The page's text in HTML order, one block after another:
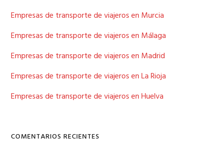
Empresas de transporte de viajeros en Murcia
Empresas de transporte de viajeros en Málaga
Empresas de transporte de viajeros en Madrid
Empresas de transporte de viajeros en La Rioja
Empresas de transporte de viajeros en Huelva
COMENTARIOS RECIENTES